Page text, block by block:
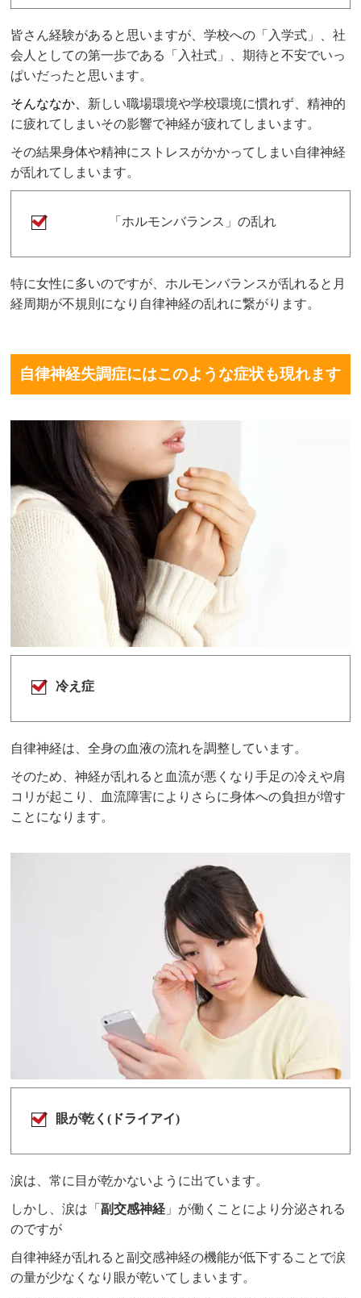
皆さん経験があると思いますが、学校への「入学式」、社
会人としての第一歩である「入社式」、期待と不安でいっ
ぱいだったと思います。
そんななか、 新しい職場環境や学校環境に慣れず、精神的
に疲れてしまいその影響で神経が疲れてしまいます。
その結果身体や精神にストレスがかかってしまい自律神経
が乱れてしまいます。
「ホルモンバランス」の乱れ
特に女性に多いのですが、ホルモンバランスが乱れると月
経周期が不規則になり自律神経の乱れに繋がります。
自律神経失調症にはこのような症状も現れます
冷え症
自律神経は、全身の血液の流れを調整しています。
そのため、神経が乱れると血流が悪くなり手足の冷えや肩
コリが起こり、血流障害によりさらに身体への負担が増す
ことになります。
眼が乾く(ドライアイ)
涙は、常に目が乾かないように出ています。
しかし、涙は「副交感神経 」が働くことにより分泌される
のですが
自律神経が乱れると副交感神経の機能が低下することで涙
の量が少なくなり眼が乾いてしまいます。